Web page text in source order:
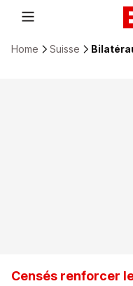
Home Suisse
Censés renforcer